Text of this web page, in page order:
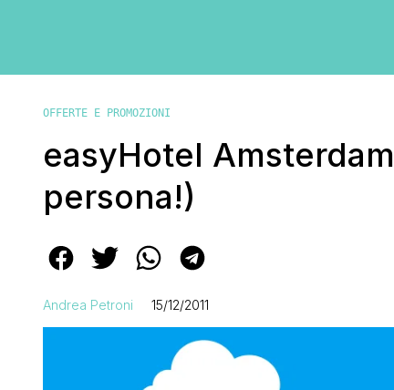
OFFERTE E PROMOZIONI
easyHotel
persona!)
Andrea Petroni 15/12/2011